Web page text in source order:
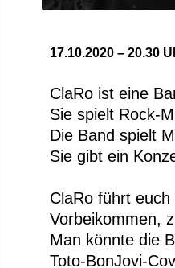
17.10.2020 – 20.30
ClaRo ist eine
Sie spielt Rock-
Die Band spielt
Sie gibt ein
ClaRo führt
Vorbeikommen,
Man könnte die
Toto-BonJovi-